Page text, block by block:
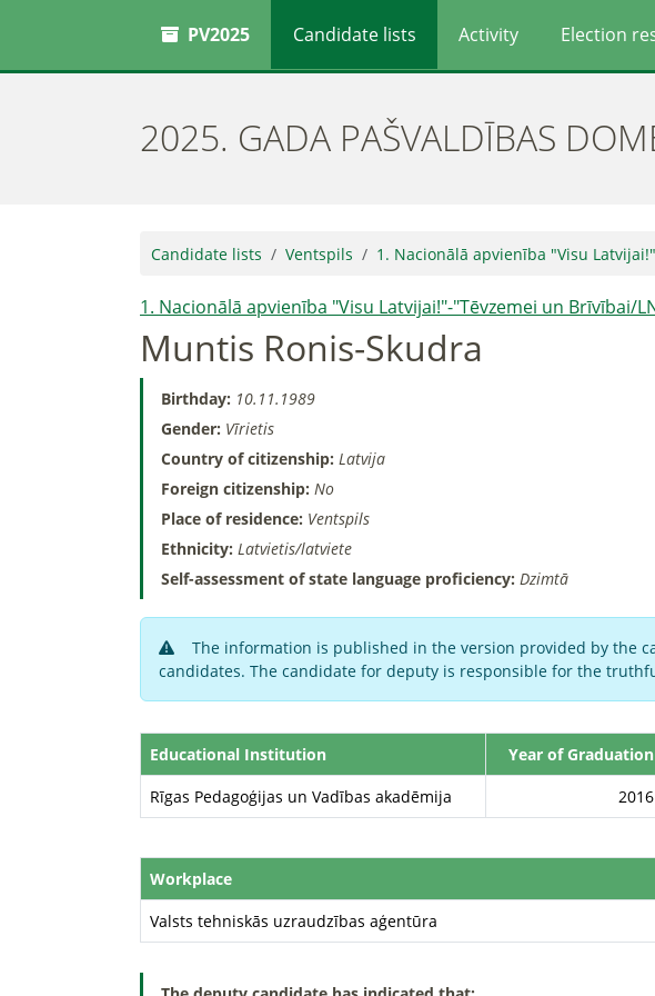
PV2025 Candidate lists Activity Election
2025. GADA PAŠVALDĪBAS
Candidate lists Ventspils 1. Nacionālā apvienība "Visu
1. Nacionālā apvienība "Visu Latvijai!"-"Tēvzemei un Brīvībai/
Muntis Ronis-Skudra
Birthday: 10.11.1989
Gender: Vīrietis
Country of citizenship: Latvija
Foreign citizenship: No
Place of residence: Ventspils
Ethnicity: Latvietis/latviete
Self-assessment of state language proficiency: Dzimtā
The information is published in the version provided by the
candidates. The candidate for deputy is responsible for the
Educational Institution Year of Graduation
Rīgas Pedagoģijas un Vadības akadēmija
2016
Workplace
Valsts tehniskās uzraudzības aģentūra